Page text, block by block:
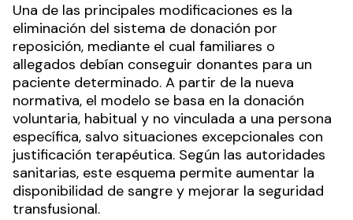
Una de las principales modificaciones es la
eliminación del sistema de donación por
reposición, mediante el cual familiares o
allegados debían conseguir donantes para un
paciente determinado. A partir de la nueva
normativa, el modelo se basa en la donación
voluntaria, habitual y no vinculada a una persona
específica, salvo situaciones excepcionales con
justificación terapéutica. Según las autoridades
sanitarias, este esquema permite aumentar la
disponibilidad de sangre y mejorar la seguridad
transfusional.